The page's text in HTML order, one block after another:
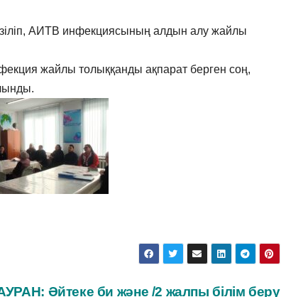
АИТВ инфекциясының алдын алу жайлы
жайлы толыққанды ақпарат берген соң,
Әйтеке би және /2 жалпы білім беру